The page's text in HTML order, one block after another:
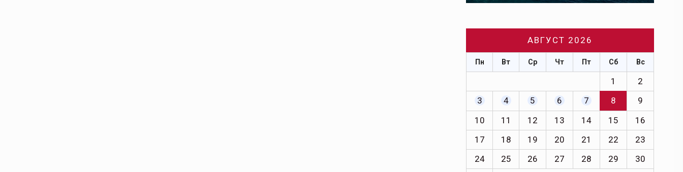
АВГУСТ 2026
Пн Вт Ср Чт Пт Сб Вс
1
2
3
4 5 6 7 8
9
10
11 12 13 14 15
16
17
18 19 20 21 22
23
24
25 26 27 28 29
30